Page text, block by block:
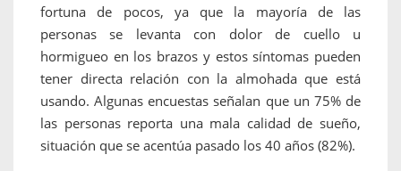
fortuna de pocos, ya que la mayoría de las
personas se levanta con dolor de cuello u
hormigueo en los brazos y estos síntomas pueden
tener directa relación con la almohada que está
usando. Algunas encuestas señalan que un 75% de
las personas reporta una mala calidad de sueño,
situación que se acentúa pasado los 40 años (82%).